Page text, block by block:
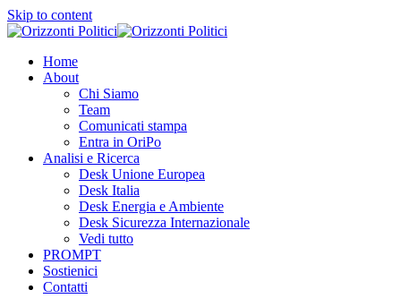
Skip to content
Home
About
Chi Siamo
Team
Comunicati stampa
Entra in OriPo
Analisi e Ricerca
Desk Unione Europea
Desk Italia
Desk Energia e Ambiente
Desk Sicurezza Internazionale
Vedi tutto
PROMPT
Sostienici
Contatti